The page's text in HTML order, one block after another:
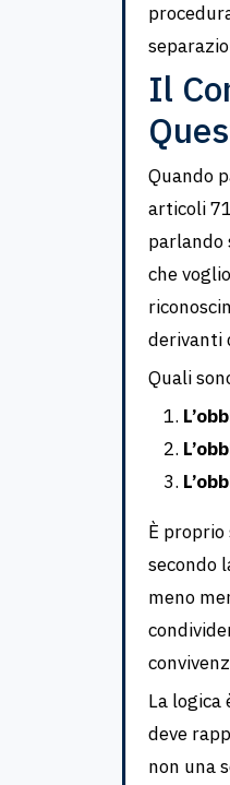
Il
Quando
articoli
parlando
che
derivanti
Quali
È
secondo
meno
La logica
deve
non una